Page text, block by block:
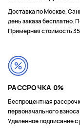
Доставка по Москве,
день заказа бесплатно.
Примерная стоимость
РАССРОЧКА 0%
Беспроцентная
первоначального
Удаленное подписание